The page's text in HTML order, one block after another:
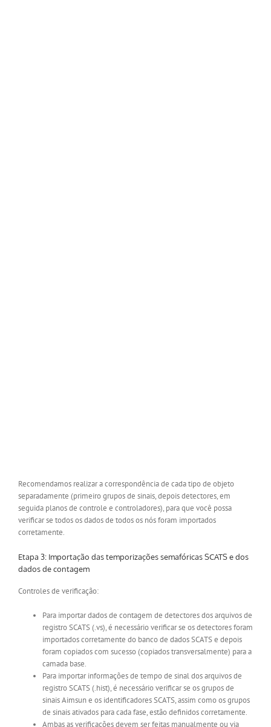
Recomendamos realizar a correspondência de cada tipo de objeto
separadamente (primeiro grupos de sinais, depois detectores, em
seguida planos de controle e controladores), para que você possa
verificar se todos os dados de todos os nós foram importados
corretamente.
Etapa 3: Importação das temporizações semafóricas SCATS e dos
dados de contagem
Controles de verificação:
Para importar dados de contagem de detectores dos arquivos de
registro SCATS (.vs), é necessário verificar se os detectores foram
importados corretamente do banco de dados SCATS e depois
foram copiados com sucesso (copiados transversalmente) para a
camada base.
Para importar informações de tempo de sinal dos arquivos de
registro SCATS (.hist), é necessário verificar se os grupos de
sinais Aimsun e os identificadores SCATS, assim como os grupos
de sinais ativados para cada fase, estão definidos corretamente.
Ambas as verificações devem ser feitas manualmente ou via